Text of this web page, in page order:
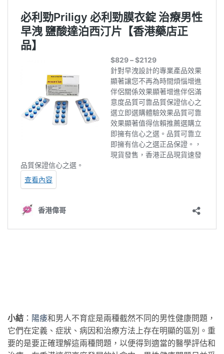
小結 ： 陽痿和男人不育症是兩種截然不同的男性健康問題，
它們在定義、症狀、病因和治療方法上存在明顯的區別。重
要的是要正確理解這兩種問題，以便得到適當的醫學評估和